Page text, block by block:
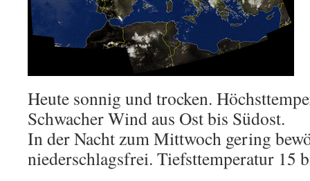
Heute sonnig und trocken.
Schwacher Wind aus Ost bis Südost.
In der Nacht zum Mittwoch gering
niederschlagsfrei. Tiefsttemperatur 15